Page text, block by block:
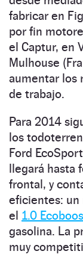
fabricar en
por fin
el Captur, en
Mulhouse
aumentar los
de trabajo.
Para 2014
los
Ford
llegará hasta
frontal, y
eficientes: un
el 1.0
gasolina. La
muy